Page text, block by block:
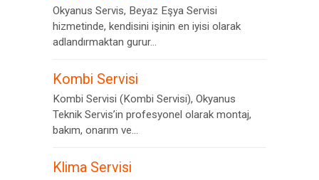
Okyanus Servis, Beyaz Eşya Servisi
hizmetinde, kendisini işinin en iyisi olarak
adlandırmaktan gurur...
Kombi Servisi
Kombi Servisi (Kombi Servisi), Okyanus
Teknik Servis’in profesyonel olarak montaj,
bakım, onarım ve...
Klima Servisi